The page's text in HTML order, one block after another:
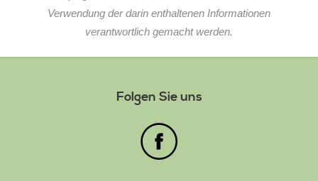
Verwendung der darin enthaltenen Informationen
verantwortlich gemacht werden.
Folgen Sie uns